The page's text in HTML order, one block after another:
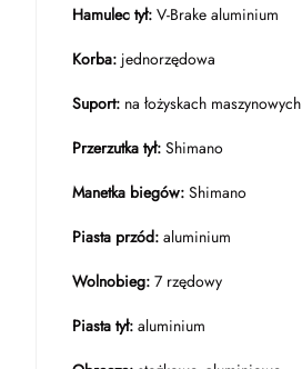
Hamulec tył: V-Brake aluminium
Korba: jednorzędowa
Suport: na łożyskach maszynowych
Przerzutka tył: Shimano
Manetka biegów: Shimano
Piasta przód: aluminium
Wolnobieg: 7 rzędowy
Piasta tył: aluminium